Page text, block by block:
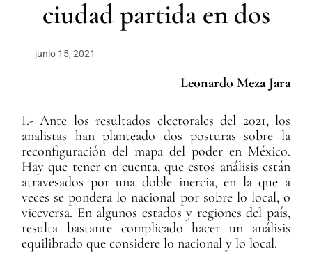
ciudad partida en dos
junio 15, 2021
Leonardo Meza Jara
I.- Ante los resultados electorales del 2021, los
analistas han planteado dos posturas sobre la
reconfiguración del mapa del poder en México.
Hay que tener en cuenta, que estos análisis están
atravesados por una doble inercia, en la que a
veces se pondera lo nacional por sobre lo local, o
viceversa. En algunos estados y regiones del país,
resulta bastante complicado hacer un análisis
equilibrado que considere lo nacional y lo local.